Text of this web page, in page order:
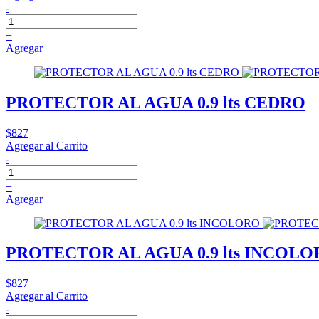
-
+
Agregar
PROTECTOR AL AGUA 0.9 lts CEDRO
$827
Agregar al Carrito
-
+
Agregar
PROTECTOR AL AGUA 0.9 lts
$827
Agregar al Carrito
-